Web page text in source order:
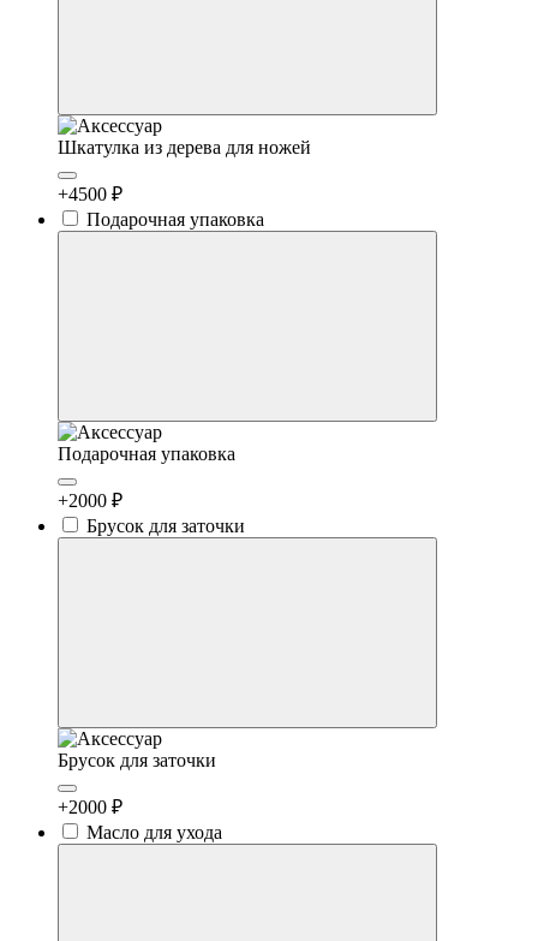
Шкатулка из дерева для ножей
+4500 ₽
Подарочная упаковка
Подарочная упаковка
+2000 ₽
Брусок для заточки
Брусок для заточки
+2000 ₽
Масло для ухода